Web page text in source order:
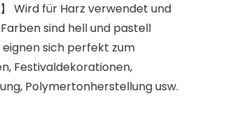
Wird für Harz verwendet und
sind hell und pastell
eignen sich perfekt zum
Festivaldekorationen,
Polymertonherstellung usw.